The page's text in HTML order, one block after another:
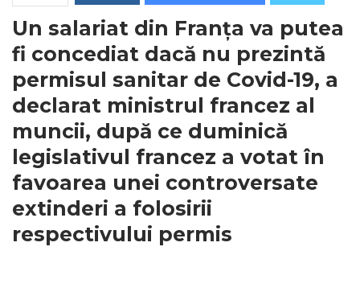
ReddIt Linkedin Telegram WhatsApp
E-mail Print
Un salariat din Franţa va putea
fi concediat dacă nu prezintă
permisul sanitar de Covid-19, a
declarat ministrul francez al
muncii, după ce duminică
legislativul francez a votat în
favoarea unei controversate
extinderi a folosirii
respectivului permis